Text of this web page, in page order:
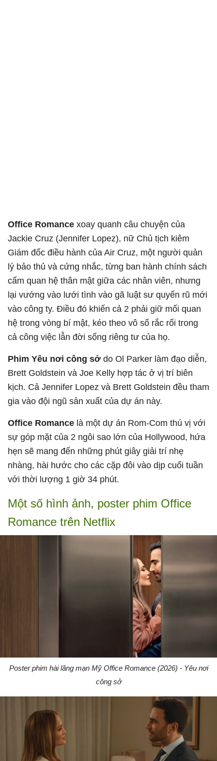
Office Romance xoay quanh câu chuyện của
Jackie Cruz (Jennifer Lopez), nữ Chủ tịch kiêm
Giám đốc điều hành của Air Cruz, một người quản
lý bảo thủ và cứng nhắc, từng ban hành chính sách
cấm quan hệ thân mật giữa các nhân viên, nhưng
lại vướng vào lưới tình vào gã luật sư quyến rũ mới
vào công ty. Điều đó khiến cả 2 phải giữ mối quan
hệ trong vòng bí mật, kéo theo vô số rắc rối trong
cả công việc lẫn đời sống riêng tư của họ.
Phim Yêu nơi công sở do Ol Parker làm đạo diễn,
Brett Goldstein và Joe Kelly hợp tác ở vị trí biên
kịch. Cả Jennifer Lopez và Brett Goldstein đều tham
gia vào đội ngũ sản xuất của dự án này.
Office Romance là một dự án Rom-Com thú vị với
sự góp mặt của 2 ngôi sao lớn của Hollywood, hứa
hẹn sẽ mang đến những phút giây giải trí nhẹ
nhàng, hài hước cho các cặp đôi vào dịp cuối tuần
với thời lượng 1 giờ 34 phút.
Một số hình ảnh, poster phim Office
Romance trên Netflix
Poster phim hài lãng mạn Mỹ Office Romance (2026) - Yêu nơi
công sở